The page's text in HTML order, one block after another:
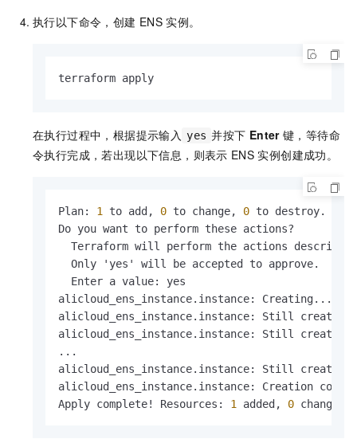
执行以下命令，创建 ENS 实例。
terraform apply
在执行过程中，根据提示输入 yes 并按下 Enter 键，等待命
令执行完成，若出现以下信息，则表示 ENS 实例创建成功。
Plan: 1 to add , 0 to change, 0 to destroy.
Do you want to perform these actions?
Terraform will perform the actions described
  Only 'yes' will be accepted to approve.
  Enter a value
:
yes
alicloud_ens_instance.instance:
Creating...
alicloud_ens_instance.instance:
Still
alicloud_ens_instance.instance:
Still
...
alicloud_ens_instance.instance:
Still
alicloud_ens_instance.instance:
Creation
Apply complete! Resources : 1 added , 0 changed